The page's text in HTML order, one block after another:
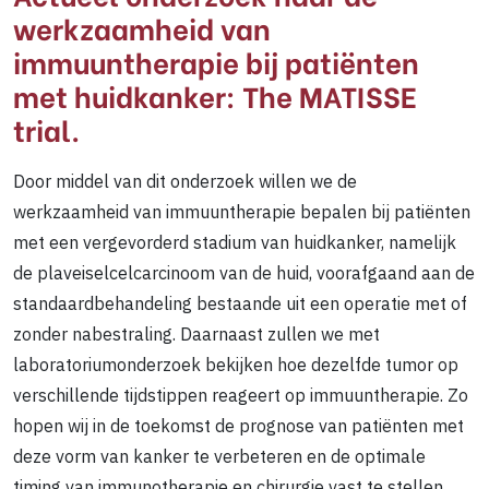
werkzaamheid van
immuuntherapie bij patiënten
met huidkanker: The MATISSE
trial.
Door middel van dit onderzoek willen we de
werkzaamheid van immuuntherapie bepalen bij patiënten
met een vergevorderd stadium van huidkanker, namelijk
de plaveiselcelcarcinoom van de huid, voorafgaand aan de
standaardbehandeling bestaande uit een operatie met of
zonder nabestraling. Daarnaast zullen we met
laboratoriumonderzoek bekijken hoe dezelfde tumor op
verschillende tijdstippen reageert op immuuntherapie. Zo
hopen wij in de toekomst de prognose van patiënten met
deze vorm van kanker te verbeteren en de optimale